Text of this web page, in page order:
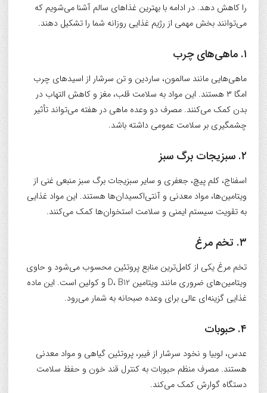
را کاهش دهد. در ادامه با بهترین غذاهای سالم آشنا می‌شویم که
می‌توانند بخش مهمی از رژیم غذایی روزانه شما را تشکیل دهند.
۱. ماهی‌های چرب
ماهی‌هایی مانند سالمون، ساردین و تن سرشار از اسیدهای چرب
امگا ۳ هستند. این مواد به سلامت قلب، مغز و کاهش التهاب در
بدن کمک می‌کنند. مصرف دو وعده ماهی در هفته می‌تواند تأثیر
چشمگیری بر سلامت عمومی داشته باشد.
۲. سبزیجات برگ سبز
اسفناج، کلم پیچ، جعفری و سایر سبزیجات برگ سبز منبعی غنی از
ویتامین‌ها، مواد معدنی و آنتی‌اکسیدان‌ها هستند. این مواد غذایی
به تقویت سیستم ایمنی و سلامت استخوان‌ها کمک می‌کنند.
۳. تخم مرغ
تخم مرغ یکی از کامل‌ترین منابع پروتئین محسوب می‌شود و حاوی
ویتامین‌های ضروری مانند ویتامین D، B12 و کولین است. این ماده
غذایی گزینه‌ای عالی برای وعده صبحانه به شمار می‌رود.
۴. حبوبات
عدس، لوبیا و نخود سرشار از فیبر، پروتئین گیاهی و مواد معدنی
هستند. مصرف منظم حبوبات به کنترل قند خون و حفظ سلامت
دستگاه گوارش کمک می‌کند.